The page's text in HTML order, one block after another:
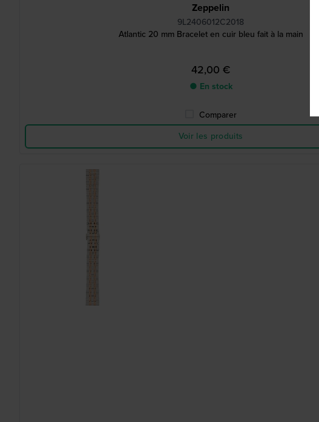
Zeppelin
9L2406012C2018
Atlantic 20 mm Bracelet en cuir bleu fait à la main
42,00 €
● En stock
Comparer
Voir les produits